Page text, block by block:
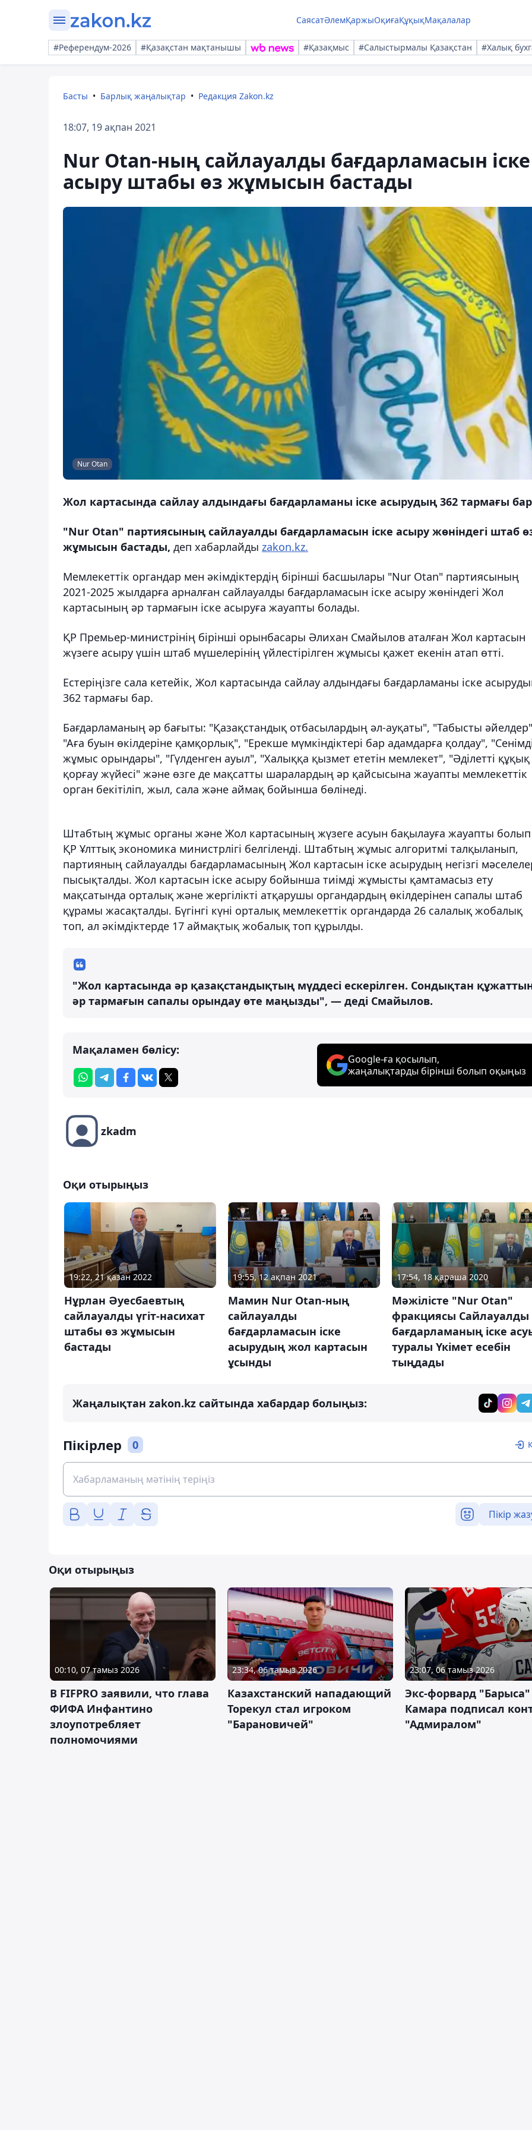
СаясатӘлемҚаржыОқиғаҚұқықМақалалар
#Референдум-2026 #Қазақстан мақтанышы #Қазақмыс #Салыстырмалы Қазақстан #Халық
Басты Барлық жаңалықтар Редакция Zakon.kz
18:07, 19 ақпан 2021
Nur Otan-ның сайлауалды бағдарламасын іске
асыру штабы өз жұмысын бастады
Nur Otan
Жол картасында сайлау алдындағы бағдарламаны іске асырудың 362 тармағы
"Nur Otan" партиясының сайлауалды бағдарламасын іске асыру жөніндегі штаб
жұмысын бастады, деп хабарлайды zakon.kz.
Мемлекеттік органдар мен әкімдіктердің бірінші басшылары "Nur Otan" партиясының
2021-2025 жылдарға арналған сайлауалды бағдарламасын іске асыру жөніндегі Жол
картасының әр тармағын іске асыруға жауапты болады.
ҚР Премьер-министрінің бірінші орынбасары Әлихан Смайылов аталған Жол картасын
жүзеге асыру үшін штаб мүшелерінің үйлестірілген жұмысы қажет екенін атап өтті.
Естеріңізге сала кетейік, Жол картасында сайлау алдындағы бағдарламаны іске
362 тармағы бар.
Бағдарламаның әр бағыты: "Қазақстандық отбасылардың әл-ауқаты", "Табысты
"Аға буын өкілдеріне қамқорлық", "Ерекше мүмкіндіктері бар адамдарға қолдау",
жұмыс орындары", "Гүлденген ауыл", "Халыққа қызмет ететін мемлекет", "Әділетті құқық
қорғау жүйесі" және өзге де мақсатты шаралардың әр қайсысына жауапты мемлекеттік
орган бекітіліп, жыл, сала және аймақ бойынша бөлінеді.
Штабтың жұмыс органы және Жол картасының жүзеге асуын бақылауға жауапты болып
ҚР Ұлттық экономика министрлігі белгіленді. Штабтың жұмыс алгоритмі талқыланып,
партияның сайлауалды бағдарламасының Жол картасын іске асырудың негізгі
пысықталды. Жол картасын іске асыру бойынша тиімді жұмысты қамтамасыз ету
мақсатында орталық және жергілікті атқарушы органдардың өкілдерінен сапалы штаб
құрамы жасақталды. Бүгінгі күні орталық мемлекеттік органдарда 26 салалық жобалық
топ, ал әкімдіктерде 17 аймақтық жобалық топ құрылды.
"Жол картасында әр қазақстандықтың мүддесі ескерілген. Сондықтан
әр тармағын сапалы орындау өте маңызды", — деді Смайылов.
Мақаламен бөлісу:
Google-ға қосылып,
жаңалықтарды бірінші болып оқыңыз
zkadm
Оқи отырыңыз
19:22, 21 қазан 2022
Нұрлан Әуесбаевтың
сайлауалды үгіт-насихат
штабы өз жұмысын
бастады
19:55, 12 ақпан 2021
Мамин Nur Otan-ның
сайлауалды
бағдарламасын іске
асырудың жол картасын
ұсынды
17:54, 18 қараша 2020
Мәжілісте "Nur Otan"
фракциясы Сайлауалды
бағдарламаның іске
туралы Үкімет есебін
тыңдады
Жаңалықтан zakon.kz сайтында хабардар болыңыз:
Пікірлер 0
Пікір
Оқи отырыңыз
00:10, 07 тамыз 2026
В FIFPRO заявили, что глава
ФИФА Инфантино
злоупотребляет
полномочиями
23:34, 06 тамыз 2026
Казахстанский нападающий
Торекул стал игроком
"Барановичей"
23:07, 06 тамыз 2026
Экс-форвард "Барыса"
Камара подписал
"Адмиралом"